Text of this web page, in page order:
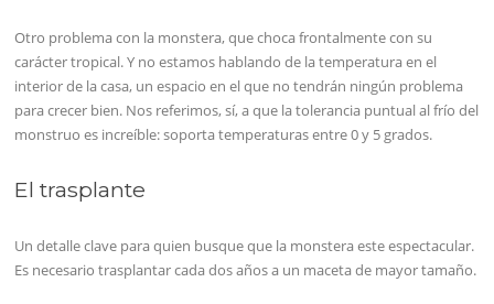
Otro problema con la monstera, que choca frontalmente con su
carácter tropical. Y no estamos hablando de la temperatura en el
interior de la casa, un espacio en el que no tendrán ningún problema
para crecer bien. Nos referimos, sí, a que la tolerancia puntual al frío del
monstruo es increíble: soporta temperaturas entre 0 y 5 grados.
El trasplante
Un detalle clave para quien busque que la monstera este espectacular.
Es necesario trasplantar cada dos años a un maceta de mayor tamaño.